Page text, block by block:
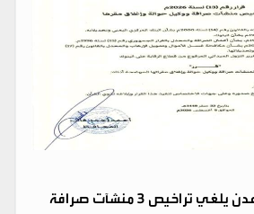
البنك المركزي في عدن يلغي تراخيص 3 منشآت صرافة